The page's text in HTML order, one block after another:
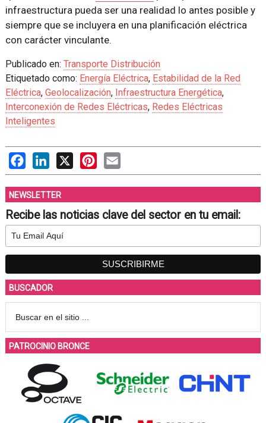
infraestructura pueda ser una realidad lo antes posible y
siempre que se incluyera en una planificación eléctrica
con carácter vinculante.
Publicado en: Transporte Distribución
Etiquetado como: Energía Eléctrica, Estabilidad de la Red
Eléctrica, Geolocalización, Infraestructura Energética,
Interconexión de Redes Eléctricas, Redes Eléctricas
Inteligentes
FacebookLinkedIn
X PinterestEmail
NEWSLETTER
Recibe las noticias clave del sector en tu email:
BUSCADOR
PATROCINIO BRONCE